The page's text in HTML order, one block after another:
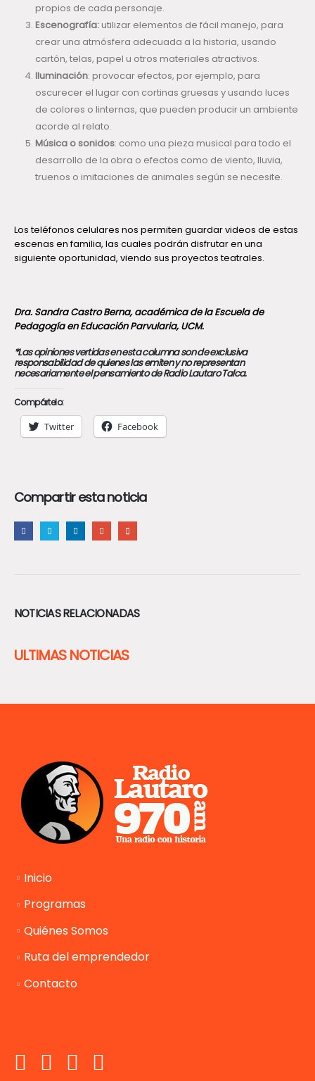
propios de cada personaje.
Escenografía:utilizar elementos de fácil manejo, para
crear una atmósfera adecuada a la historia, usando
cartón, telas, papel u otros materiales atractivos.
Iluminación: provocar efectos, por ejemplo, para
oscurecer el lugar con cortinas gruesas y usando luces
de colores o linternas, que pueden producir un ambiente
acorde al relato.
Música o sonidos: como una pieza musical para todo el
desarrollo de la obra o efectos como de viento, lluvia,
truenos o imitaciones de animales según se necesite.
Los teléfonos celulares nos permiten guardar videos de estas
escenas en familia, las cuales podrán disfrutar en una
siguiente oportunidad, viendo sus proyectos teatrales.
Dra. Sandra Castro Berna, académica de la Escuela de
Pedagogía en Educación Parvularia, UCM.
*Las opiniones vertidas en esta columna son de exclusiva
responsabilidad de quienes las emiten y no representan
necesariamente el pensamiento de Radio Lautaro Talca.
Compártelo:
Twitter Facebook
Compartir esta noticia
NOTICIAS RELACIONADAS
ULTIMAS NOTICIAS
Inicio
Programas
Quiénes Somos
Ruta del emprendedor
Contacto